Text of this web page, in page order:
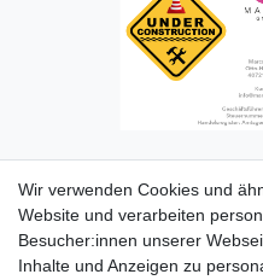
Impressum
Wir verwenden Cookies und
Website und verarbeiten
Besucher:innen unserer
Inhalte und Anzeigen zu